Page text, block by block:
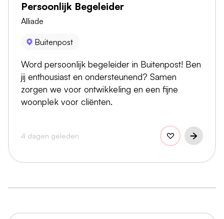
Persoonlijk Begeleider
Alliade
Buitenpost
Word persoonlijk begeleider in Buitenpost! Ben
jij enthousiast en ondersteunend? Samen
zorgen we voor ontwikkeling en een fijne
woonplek voor cliënten.
4 dagen geleden